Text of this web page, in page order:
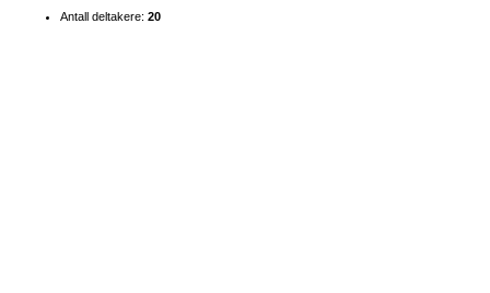
Antall deltakere: 20